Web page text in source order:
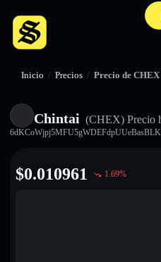
Inicio / Precios / Precio de CHEX
Chintai (CHEX) Precio
$0.010961 1.69%